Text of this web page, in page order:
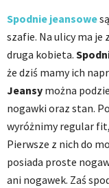
Spodnie jeansowe
szafie. Na ulicy ma je
druga kobieta.
że dziś mamy ich
Jeansy można
nogawki oraz stan.
wyróżnimy regular
Pierwsze z nich do
posiada proste
ani nogawek. Zaś